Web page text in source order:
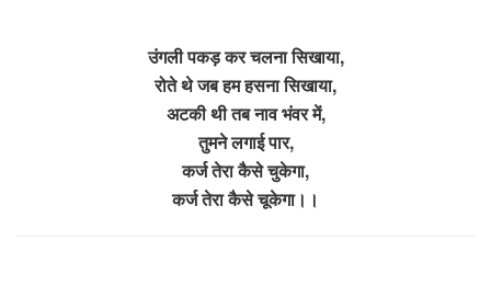
उंगली पकड़ कर चलना सिखाया,
रोते थे जब हम हसना सिखाया,
अटकी थी तब नाव भंवर में,
तुमने लगाई पार,
कर्ज तेरा कैसे चुकेगा,
कर्ज तेरा कैसे चूकेगा।।